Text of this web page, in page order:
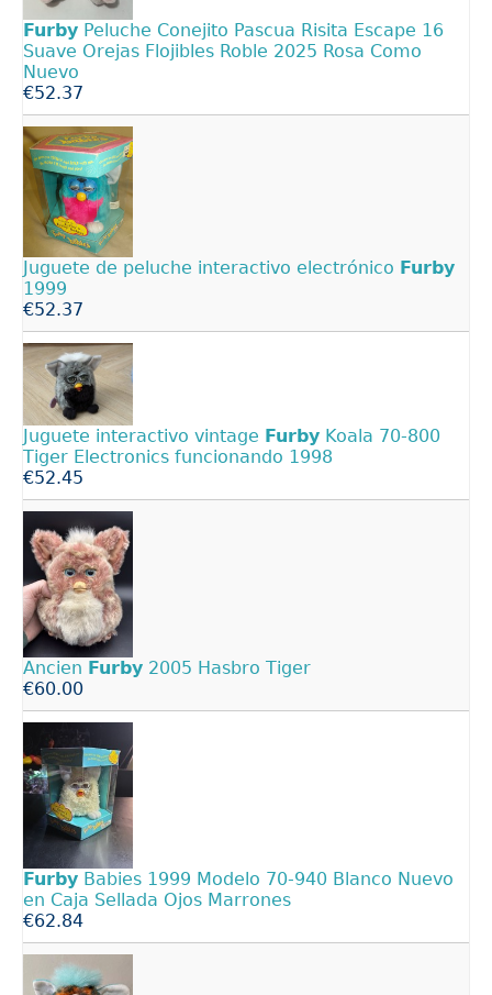
Furby Peluche Conejito Pascua Risita Escape 16
Suave Orejas Flojibles Roble 2025 Rosa Como
Nuevo
€52.37
Juguete de peluche interactivo electrónico Furby
1999
€52.37
Juguete interactivo vintage Furby Koala 70-800
Tiger Electronics funcionando 1998
€52.45
Ancien Furby 2005 Hasbro Tiger
€60.00
Furby Babies 1999 Modelo 70-940 Blanco Nuevo
en Caja Sellada Ojos Marrones
€62.84